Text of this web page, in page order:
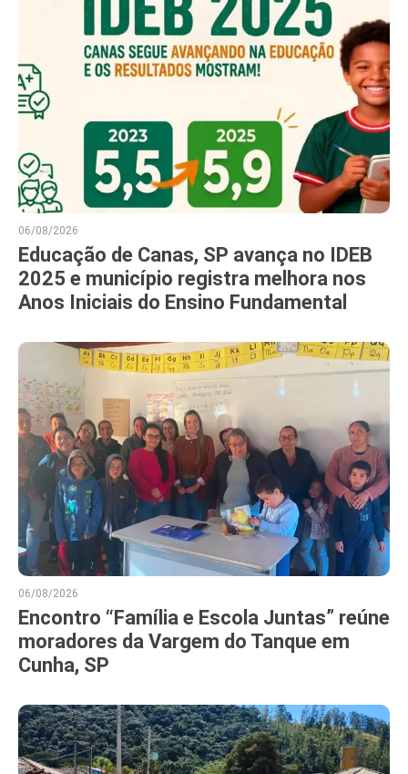
06/08/2026
Educação de Canas, SP avança no IDEB
2025 e município registra melhora nos
Anos Iniciais do Ensino Fundamental
06/08/2026
Encontro “Família e Escola Juntas” reúne
moradores da Vargem do Tanque em
Cunha, SP